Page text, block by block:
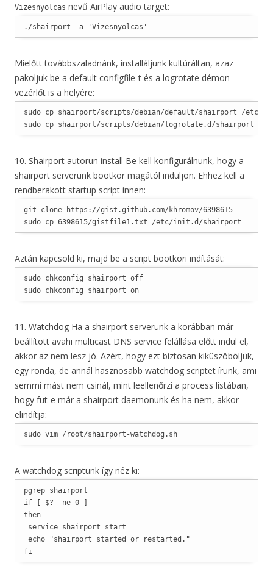
Vizesnyolcas nevű AirPlay audio target:
./shairport -a 'Vizesnyolcas'
Mielőtt továbbszaladnánk, installáljunk kultúráltan, azaz
pakoljuk be a default configfile-t és a logrotate démon
vezérlőt is a helyére:
sudo cp shairport/scripts/debian/default/shairport /etc/
sudo cp shairport/scripts/debian/logrotate.d/shairport /
10. Shairport autorun install Be kell konfigurálnunk, hogy a
shairport serverünk bootkor magától induljon. Ehhez kell a
rendberakott startup script innen:
git clone https://gist.github.com/khromov/6398615
sudo cp 6398615/gistfile1.txt /etc/init.d/shairport
Aztán kapcsold ki, majd be a script bootkori indítását:
sudo chkconfig shairport off
sudo chkconfig shairport on
11. Watchdog Ha a shairport serverünk a korábban már
beállított avahi multicast DNS service felállása előtt indul el,
akkor az nem lesz jó. Azért, hogy ezt biztosan kiküszöböljük,
egy ronda, de annál hasznosabb watchdog scriptet írunk, ami
semmi mást nem csinál, mint leellenőrzi a process listában,
hogy fut-e már a shairport daemonunk és ha nem, akkor
elindítja:
sudo vim /root/shairport-watchdog.sh
A watchdog scriptünk így néz ki:
pgrep shairport
if [ $? -ne 0 ]
then
service shairport start
echo "shairport started or restarted."
fi